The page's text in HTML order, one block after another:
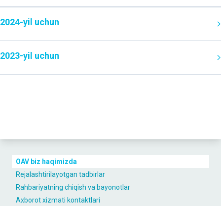
OAV biz haqimizda
Rejalashtirilayotgan tadbirlar
Rahbariyatning chiqish va bayonotlar
Axborot xizmati kontaktlari
2024-yil uchun
2023-yil uchun